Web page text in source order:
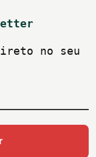
no seu